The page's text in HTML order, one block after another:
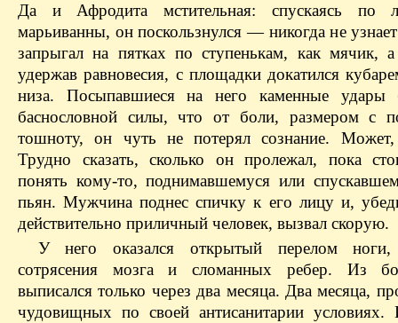
Да и Афродита мстительная: спускаясь по
марьиванны, он поскользнулся — никогда не
запрыгал на пятках по ступенькам, как мячик,
удержав равновесия, с площадки докатился
низа. Посыпавшиеся на него каменные удары
баснословной силы, что от боли, размером с
тошноту, он чуть не потерял сознание.
Трудно сказать, сколько он пролежал, пока
понять кому-то, поднимавшемуся или
пьян. Мужчина поднес спичку к его лицу и,
действительно приличный человек, вызвал скорую.
У него оказался открытый перелом
сотрясения мозга и сломанных ребер. Из
выписался только через два месяца. Два месяца,
чудовищных по своей антисанитарии условиях.